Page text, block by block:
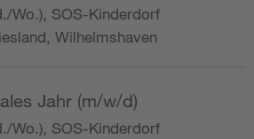
Wo.), SOS-Kinderdorf
Wilhelmshaven
Jahr (m/w/d)
Wo.), SOS-Kinderdorf